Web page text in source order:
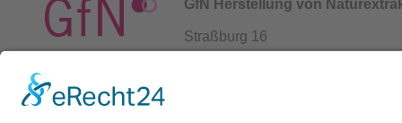
GfN Herstellung von
Straßburg 16